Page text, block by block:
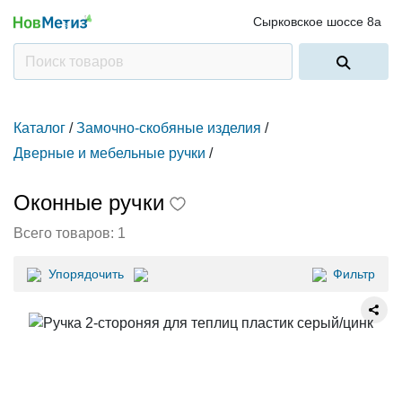
Сырковское шоссе 8а
Каталог / Замочно-скобяные изделия /
Дверные и мебельные ручки /
Оконные ручки
Всего товаров: 1
Упорядочить Фильтр